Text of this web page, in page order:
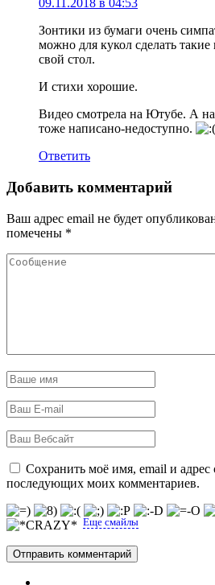
09.11.2018 в 04:53
Зонтики из бумаги очень
можно для кукол сделать
свой стол.
И стихи хорошие.
Видео смотрела на Ютубе. А
тоже написано-недоступно.
Ответить
Добавить комментарий
Ваш адрес email не будет
помечены *
Сохранить моё имя, email и адрес
последующих моих комментариев.
Еще смайлы